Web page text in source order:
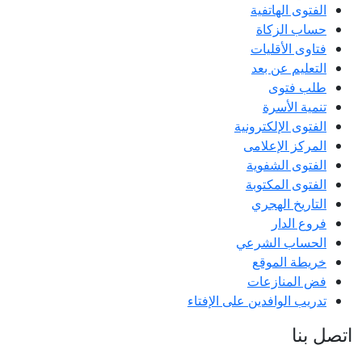
الفتوى الهاتفية
حساب الزكاة
فتاوى الأقليات
التعليم عن بعد
طلب فتوى
تنمية الأسرة
الفتوى الإلكترونية
المركز الإعلامى
الفتوى الشفوية
الفتوى المكتوبة
التاريخ الهجري
فروع الدار
الحساب الشرعي
خريطة الموقع
فض المنازعات
تدريب الوافدين على الإفتاء
اتصل بنا